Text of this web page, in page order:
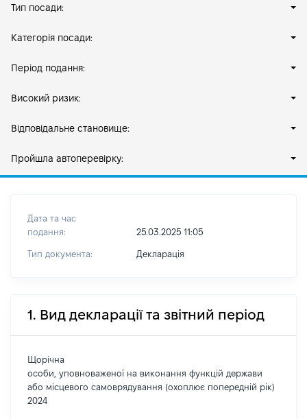
Тип посади:
Категорія посади:
Період подання:
Високий ризик:
Відповідальне становище:
Пройшла автоперевірку:
Дата та час
подання:
25.03.2025 11:05
Тип документа: Декларація
1. Вид декларації та звітний період
Щорічна
особи, уповноваженої на виконання функцій держави
або місцевого самоврядування (охоплює попередній рік)
2024